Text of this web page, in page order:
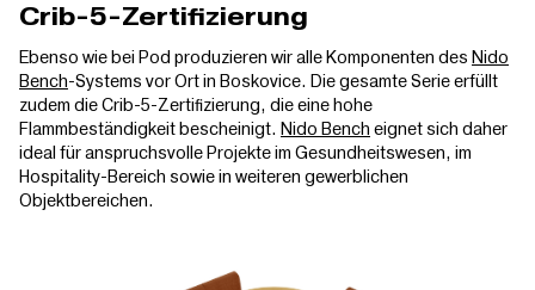
Crib-5-Zertifizierung
Ebenso wie bei Pod produzieren wir alle Komponenten des Nido
Bench-Systems vor Ort in Boskovice. Die gesamte Serie erfüllt
zudem die Crib-5-Zertifizierung, die eine hohe
Flammbeständigkeit bescheinigt. Nido Bench eignet sich daher
ideal für anspruchsvolle Projekte im Gesundheitswesen, im
Hospitality-Bereich sowie in weiteren gewerblichen
Objektbereichen.